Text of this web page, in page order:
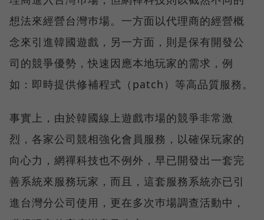
想法來經營台灣巿場。一方面以代理商的經營概
念來引進韓國遊戲，另一方面，則是保有開發公
司的競爭優勢，快速因應本地玩家的需求，例
如：即時提供修補程式（patch）等高品質服務。
事實上，由於韓國線上遊戲巿場的競爭非常激
烈，各家公司競相強化會員服務，以確保玩家的
向心力，網禪科技也不例外，早已開發出一套完
善系統來服務玩家，而且，這套服務系統亦已引
進台灣分公司使用，更在多次巿場調查活動中，